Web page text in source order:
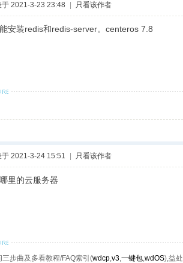
于 2021-3-23 23:48 只看该作者
安装redis和redis-server。centeros 7.8
于 2021-3-24 15:51 只看该作者
里的云服务器
三步曲及多看教程/FAQ索引(wdcp,v3,一键包,wdOS),益